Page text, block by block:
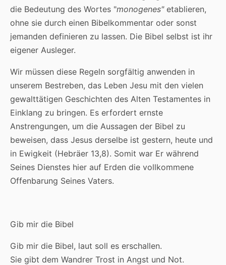
die Bedeutung des Wortes "monogenes"etablieren,
ohne sie durch einen Bibelkommentar oder sonst
jemanden definieren zu lassen. Die Bibel selbst ist ihr
eigener Ausleger.
Wir müssen diese Regeln sorgfältig anwenden in
unserem Bestreben, das Leben Jesu mit den vielen
gewalttätigen Geschichten des Alten Testamentes in
Einklang zu bringen. Es erfordert ernste
Anstrengungen, um die Aussagen der Bibel zu
beweisen, dass Jesus derselbe ist gestern, heute und
in Ewigkeit (Hebräer 13,8). Somit war Er während
Seines Dienstes hier auf Erden die vollkommene
Offenbarung Seines Vaters.
Gib mir die Bibel
Gib mir die Bibel, laut soll es erschallen.
Sie gibt dem Wandrer Trost in Angst und Not.